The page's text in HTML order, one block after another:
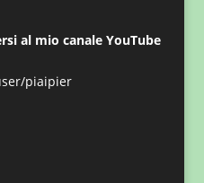
al mio canale YouTube
piaipier